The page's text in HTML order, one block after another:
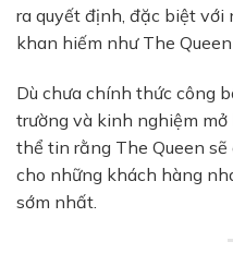
ra quyết định, đặc biệt
khan hiếm như The
Dù chưa chính thức công
trường và kinh nghiệm mở
thể tin rằng The Queen
cho những khách hàng
sớm nhất.